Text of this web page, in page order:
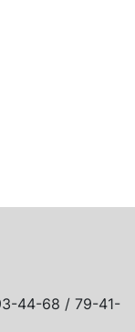
44-68 / 79-41-